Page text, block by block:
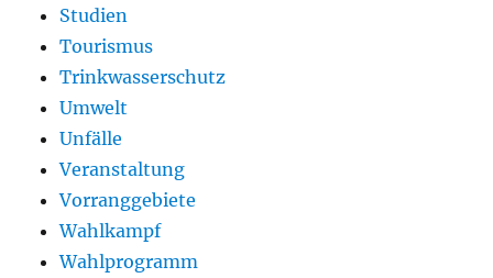
Studien
Tourismus
Trinkwasserschutz
Umwelt
Unfälle
Veranstaltung
Vorranggebiete
Wahlkampf
Wahlprogramm